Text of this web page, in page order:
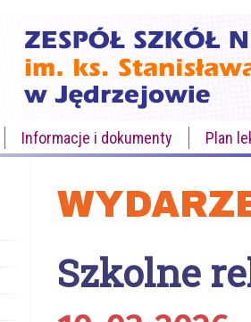
Informacje i dokumenty Plan
Szkolne